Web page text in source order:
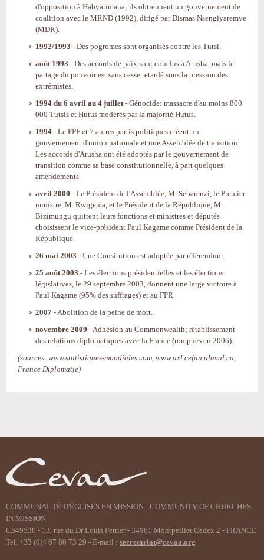
d'opposition à Habyarimana; ils obtiennent un gouvernement de
coalition avec le MRND (1992), dirigé par Dismas Nsengiyaremye
(MDR).
1992/1993 - Des pogromes sont organisés contre les Tutsi.
août 1993 - Des accords de paix sont conclus à Arusha, mais le
partage du pouvoir est sans cesse retardé sous la pression des
extrémistes.
1994 du 6 avril au 4 juillet- Génocide: massacre d'au moins 800
000 Tutsis et Hutus modérés par la majorité Hutus.
1994 - Le FPF et 7 autres partis politiques créent un
gouvernement d'union nationale et une Assemblée de transition.
Les accords d'Arusha ont été adoptés par le gouvernement de
transition comme sa base constitutionnelle, à part quelques
amendements.
avril 2000 - Le Président de l'Assemblée, M. Sebarenzi, le Premier
ministre, M. Rwigema, et le Président de la République, M.
Bizimungu quittent leurs fonctions et ministres et députés
choisissent le vice-président Paul Kagame comme Président de la
République.
26 mai 2003 - Une Consitution est adoptée par référendum.
25 août 2003 - Les élections présidentielles et les élections
législatives, le 29 septembre 2003, donnent une large victoire à
Paul Kagame (95% des suffrages) et au FPR.
2007 - Abolition de la peine de mort.
novembre 2009 - Adhésion au Commonwealth; rétablissement
des relations diplomatiques avec la France (rompues en 2006).
(sources: www.statistiques-mondiales.com, www.axl.cefan.ulaval.ca,
France Diplomatie)
document
COMMUNAUTÉ D'ÉGLISES EN MISSION - COMMUNITY OF CHURCHES
IN MISSION
CS49530 - 13, rue du Dr Louis Perrier - 34961 Montpellier Cedex 2 - FRANCE
Tel. +33 (0)4 67 80 73 29 - E-mail : secretariat@cevaa.org